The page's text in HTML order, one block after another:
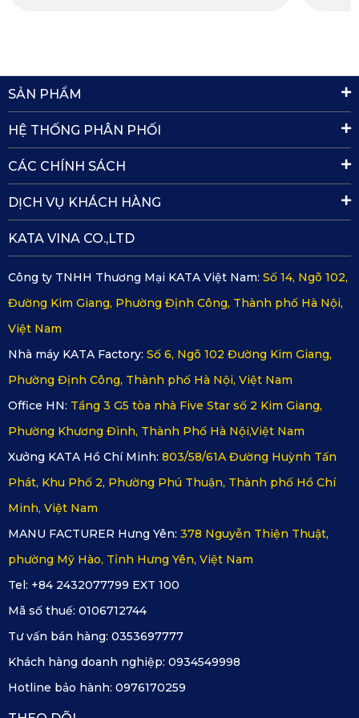
Da bò: Mạnh mẽ, nổi bật
Bảng màu thảm sàn ô tô 360 KATA có 5 lựa chọn màu sắc
2. Địa Chỉ Mua Thảm Sàn Ô Tô 360
Mazda MX-5 Miata Uy Tín Tại Việt Nam
Để sở hữu bộ thảm sàn ô tô 360
MX-5 Miata chính hãng, bạn có thể đặt mua trực tiếp tại hệ
thống phân phối của KATA Việt Nam – thương hiệu hàng
đầu trong lĩnh vực phụ kiện ô tô may đo theo xe.
SẢN PHẨM
HỆ THỐNG PHÂN PHỐI
CÁC CHÍNH SÁCH
DỊCH VỤ KHÁCH HÀNG
KATA VINA CO.,LTD
Công ty TNHH Thương Mại KATA Việt Nam: Số 14, Ngõ 102,
Đường Kim Giang, Phường Định Công, Thành phố Hà Nội,
Việt Nam
Nhà máy KATA Factory: Số 6, Ngõ 102 Đường Kim Giang,
Phường Định Công, Thành phố Hà Nội, Việt Nam
Office HN: Tầng 3 G5 tòa nhà Five Star số 2 Kim Giang,
Phường Khương Đình, Thành Phố Hà Nội,Việt Nam
Xưởng KATA Hồ Chí Minh: 803/58/61A Đường Huỳnh Tấn
Phát, Khu Phố 2, Phường Phú Thuận, Thành phố Hồ Chí
Minh, Việt Nam
MANU FACTURER Hưng Yên: 378 Nguyễn Thiện Thuật,
phường Mỹ Hào, Tỉnh Hưng Yên, Việt Nam
Tel: +84 2432077799 EXT 100
Mã số thuế: 0106712744
Tư vấn bán hàng: 0353697777
Khách hàng doanh nghiệp: 0934549998
Hotline bảo hành: 0976170259